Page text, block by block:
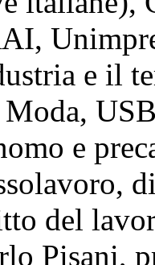
e il
e
del
Pisani,